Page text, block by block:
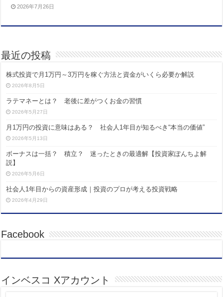
2026年7月26日
最近の投稿
株式投資で月1万円～3万円を稼ぐ方法と資金がいくら必要か解説
2026年8月5日
ラテマネーとは？ 老後に差がつくお金の習慣
2026年5月27日
月1万円の投資に意味はある？ 社会人1年目が知るべき“本当の価値”
2026年5月13日
ボーナスは一括？ 積立？ 迷ったときの最適解【投資家ぽんちよ解
説】
2026年5月6日
社会人1年目からの資産形成｜投資のプロが考える投資戦略
2026年4月29日
Facebook
インベスコ Xアカウント